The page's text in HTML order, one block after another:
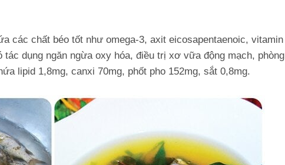
các chất béo tốt như omega-3, axit eicosapentaenoic, vitamin
dụng ngăn ngừa oxy hóa, điều trị xơ vữa động mạch, phòng
lipid 1,8mg, canxi 70mg, phốt pho 152mg, sắt 0,8mg.